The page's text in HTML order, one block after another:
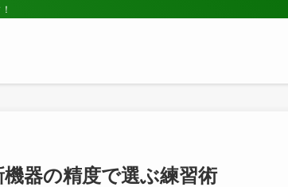
器の精度で選ぶ練習術